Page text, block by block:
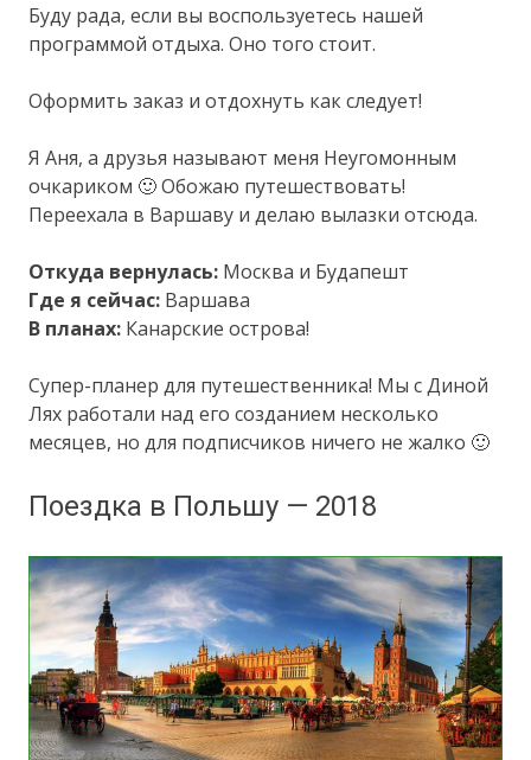
Буду рада, если вы воспользуетесь нашей
программой отдыха. Оно того стоит.
Оформить заказ и отдохнуть как следует!
Я Аня, а друзья называют меня Неугомонным
очкариком 🙂 Обожаю путешествовать!
Переехала в Варшаву и делаю вылазки отсюда.
Откуда вернулась: Москва и Будапешт
Где я сейчас: Варшава
В планах: Канарские острова!
Супер-планер для путешественника! Мы с Диной
Лях работали над его созданием несколько
месяцев, но для подписчиков ничего не жалко 🙂
Поездка в Польшу — 2018